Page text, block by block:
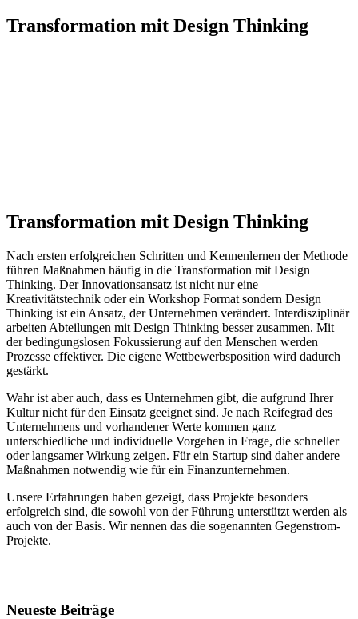
Transformation mit Design Thinking
Transformation mit Design Thinking
Nach ersten erfolgreichen Schritten und Kennenlernen der Methode
führen Maßnahmen häufig in die Transformation mit Design
Thinking. Der Innovationsansatz ist nicht nur eine
Kreativitätstechnik oder ein Workshop Format sondern Design
Thinking ist ein Ansatz, der Unternehmen verändert. Interdisziplinär
arbeiten Abteilungen mit Design Thinking besser zusammen. Mit
der bedingungslosen Fokussierung auf den Menschen werden
Prozesse effektiver. Die eigene Wettbewerbsposition wird dadurch
gestärkt.
Wahr ist aber auch, dass es Unternehmen gibt, die aufgrund Ihrer
Kultur nicht für den Einsatz geeignet sind. Je nach Reifegrad des
Unternehmens und vorhandener Werte kommen ganz
unterschiedliche und individuelle Vorgehen in Frage, die schneller
oder langsamer Wirkung zeigen. Für ein Startup sind daher andere
Maßnahmen notwendig wie für ein Finanzunternehmen.
Unsere Erfahrungen haben gezeigt, dass Projekte besonders
erfolgreich sind, die sowohl von der Führung unterstützt werden als
auch von der Basis. Wir nennen das die sogenannten Gegenstrom-
Projekte.
Neueste Beiträge